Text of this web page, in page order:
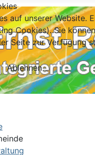
auf unserer Website.
Cookies). Sie
Seite zur Verfügung
Ablehnen